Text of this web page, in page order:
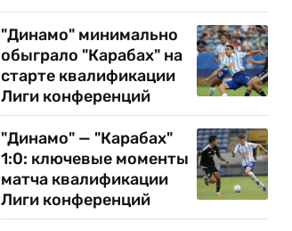
"Динамо" минимально
обыграло "Карабах" на
старте квалификации
Лиги конференций
"Динамо" — "Карабах"
1:0: ключевые моменты
матча квалификации
Лиги конференций